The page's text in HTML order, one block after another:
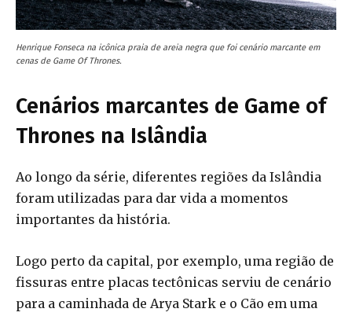
Henrique Fonseca na icônica praia de areia negra que foi cenário marcante em
cenas de Game Of Thrones.
Cenários marcantes de Game of
Thrones na Islândia
Ao longo da série, diferentes regiões da Islândia
foram utilizadas para dar vida a momentos
importantes da história.
Logo perto da capital, por exemplo, uma região de
fissuras entre placas tectônicas serviu de cenário
para a caminhada de Arya Stark e o Cão em uma